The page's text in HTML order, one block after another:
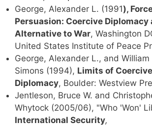
George, Alexander L. (1991),
Persuasion: Coercive Diplomacy
Alternative to War, Washington
United States Institute of Peace
George, Alexander L., and William
Simons (1994), Limits of Coercive
Diplomacy, Boulder: Westview
Jentleson, Bruce W. and
Whytock (2005/06), "Who 'Won'
International Security,